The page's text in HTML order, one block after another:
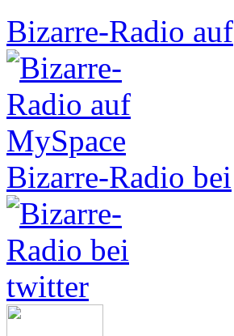
Bizarre-Radio auf
Bizarre-Radio bei